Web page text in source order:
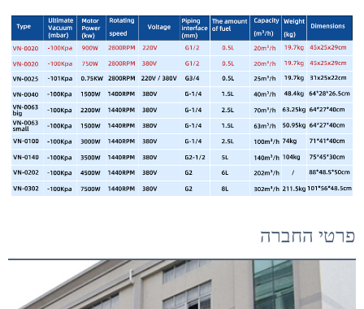
פרטי החברה